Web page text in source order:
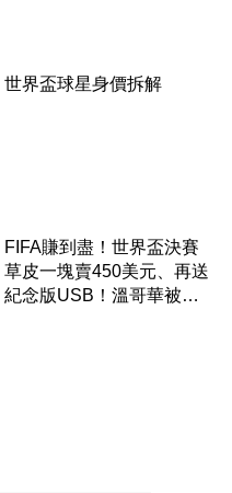
世界盃球星身價拆解
FIFA賺到盡！世界盃決賽
草皮一塊賣450美元、再送
紀念版USB！溫哥華被批